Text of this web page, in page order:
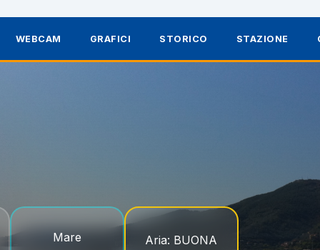
WEBCAM GRAFICI STORICO STAZIONE
Mare Aria: BUONA